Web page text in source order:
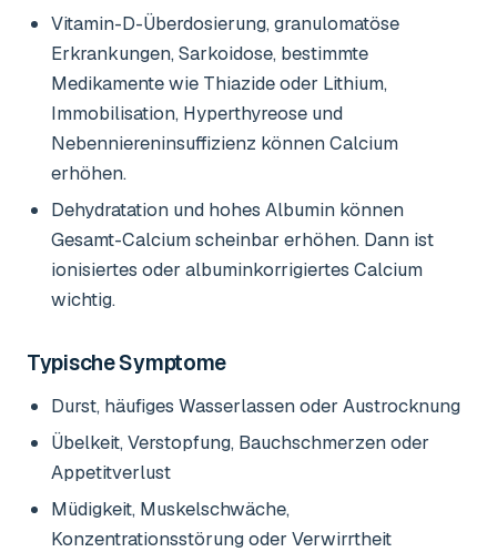
Vitamin-D-Überdosierung, granulomatöse
Erkrankungen, Sarkoidose, bestimmte
Medikamente wie Thiazide oder Lithium,
Immobilisation, Hyperthyreose und
Nebenniereninsuffizienz können Calcium
erhöhen.
Dehydratation und hohes Albumin können
Gesamt-Calcium scheinbar erhöhen. Dann ist
ionisiertes oder albuminkorrigiertes Calcium
wichtig.
Typische Symptome
Durst, häufiges Wasserlassen oder Austrocknung
Übelkeit, Verstopfung, Bauchschmerzen oder
Appetitverlust
Müdigkeit, Muskelschwäche,
Konzentrationsstörung oder Verwirrtheit